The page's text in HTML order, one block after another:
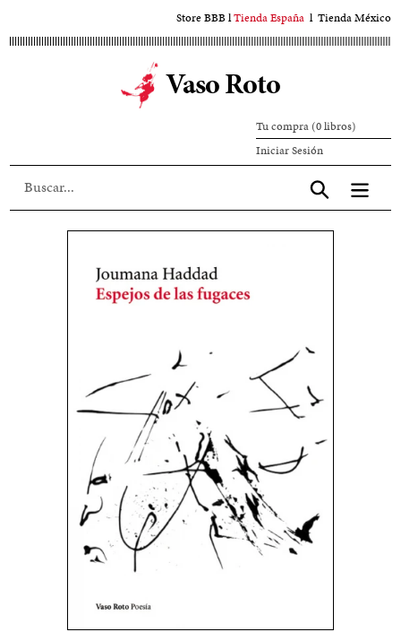
al
Store BBBlTienda España l Tienda México
Vaso Roto
Tu compra (0 libros)
Iniciar SesiónIniciar
sesión
Aceptar